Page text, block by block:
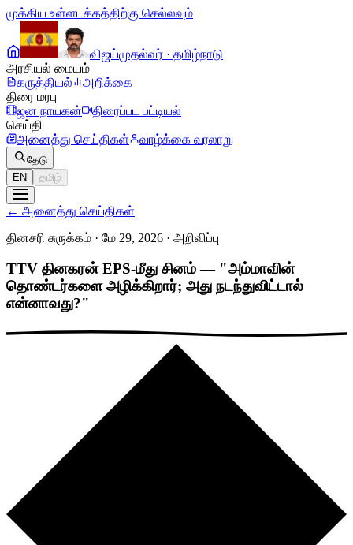
முக்கிய உள்ளடக்கத்திற்கு செல்லவும்
விஜய்முதல்வர் · தமிழ்நாடு
அரசியல் மையம்
கருத்தியல்
அறிக்கை
திரை மரபு
ஜன நாயகன்
திரைப்பட பட்டியல்
செய்தி
அனைத்து செய்திகள்
வாழ்க்கை வரலாறு
தேடு
EN
தமிழ்
← அனைத்து செய்திகள்
தினசரி சுருக்கம் · மே 29, 2026 · அறிவிப்பு
TTV தினகரன் EPS-மீது சினம் — "அம்மாவின்
தொண்டர்களை அழிக்கிறார்; அது நடந்துவிட்டால்
என்னாவது?"